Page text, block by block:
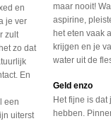
en
je ver
zult
zo dat
En
een
uiterst
maar nooit!
aspirine,
het eten vaak
krijgen en je
water uit de
Geld enzo
Het fijne is
hebben.